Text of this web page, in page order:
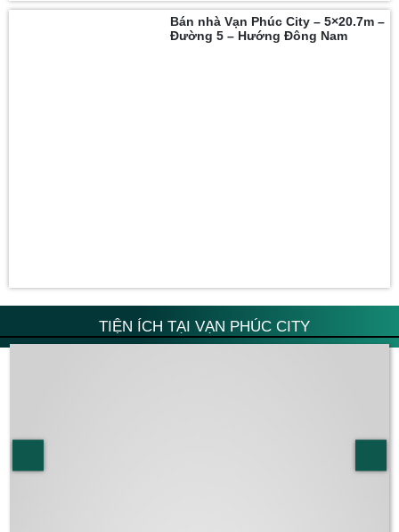
Bán nhà Vạn Phúc City – 5×20.7m –
Đường 5 – Hướng Đông Nam
TIỆN ÍCH TẠI VẠN PHÚC CITY